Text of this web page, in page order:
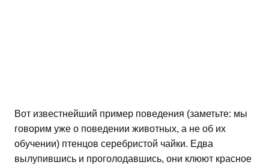
Вот известнейший пример поведения (заметьте: мы
говорим уже о поведении животных, а не об их
обучении) птенцов серебристой чайки. Едва
вылупившись и проголодавшись, они клюют красное